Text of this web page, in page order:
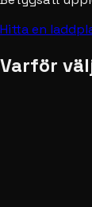
Hitta en
Varför